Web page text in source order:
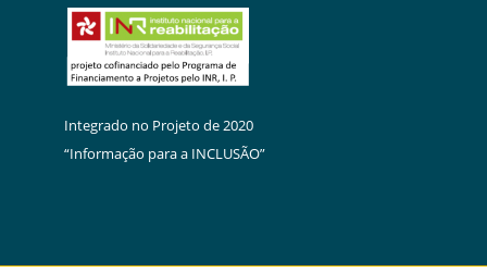
Integrado no Projeto de 2020
“Informação para a INCLUSÃO”